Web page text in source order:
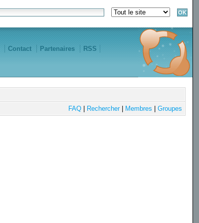
Contact Partenaires RSS
FAQ| Rechercher| Membres Groupes